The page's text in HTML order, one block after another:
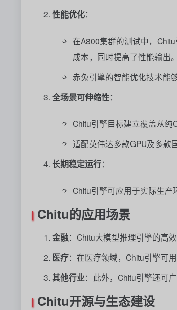
性能优化：
在A800集群的测试中，
成本，同时提高了性能输出。
赤兔引擎的智能优化技术能
全场景可伸缩性：
Chitu引擎目标建立覆盖从纯
适配英伟达多款GPU及多款
长期稳定运行：
Chitu引擎可应用于实际生产
Chitu的应用场景
金融：Chitu大模型推理引擎的高
医疗：在医疗领域，Chitu引擎可
其他行业：此外，Chitu引擎还可
Chitu开源与生态建设